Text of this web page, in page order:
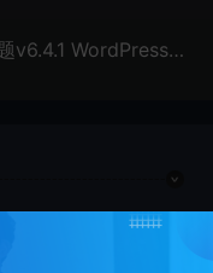
外面收费500多开心版zibll子比主题v6.4.1 WordPress主题（搭建设备需求：电脑+服务器+域名）